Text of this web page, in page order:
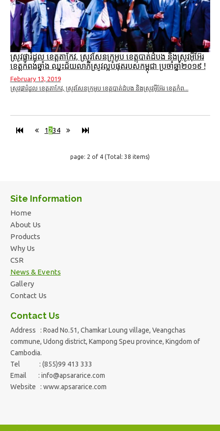
ស្រូវផ្ការំដួល ខេត្តតាកែវ, ស្រូវសែនក្រអូប ខេត្តបាត់ដំបង និងស្រូវអ៊ីអ៊ែរ
ខេត្តកំពង់ឆ្នាំង ឈ្នះជ័យលាភីស្រូវល្អបំផុតរបស់កម្ពុជា ប្រចាំឆ្នាំ២០១៩ !
February 13, 2019
ស្រូវផ្ការំដួល ខេត្តតាកែវ, ស្រូវសែនក្រអូប ខេត្តបាត់ដំបង និងស្រូវអ៊ីអ៊ែរ ខេត្តកំព...
1234
page: 2 of 4 (Total: 38 items)
Site Information
Home
About Us
Products
Why Us
CSR
News & Events
Gallery
Contact Us
Contact Us
Address : Road No.51, Chamkar Loung village, Veangchas
commune, Udong district, Kampong Speu province, Kingdom of
Cambodia.
Tel : (855)99 413 333
Email : info@apsararice.com
Website : www.apsararice.com